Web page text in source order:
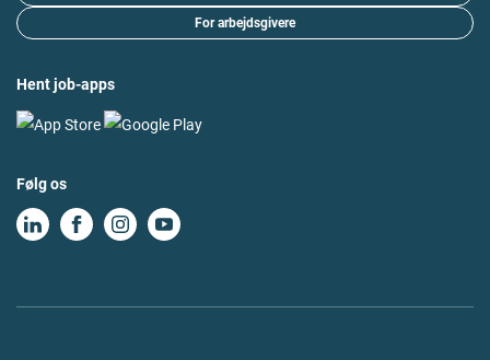
For arbejdsgivere
Hent job-apps
Følg os